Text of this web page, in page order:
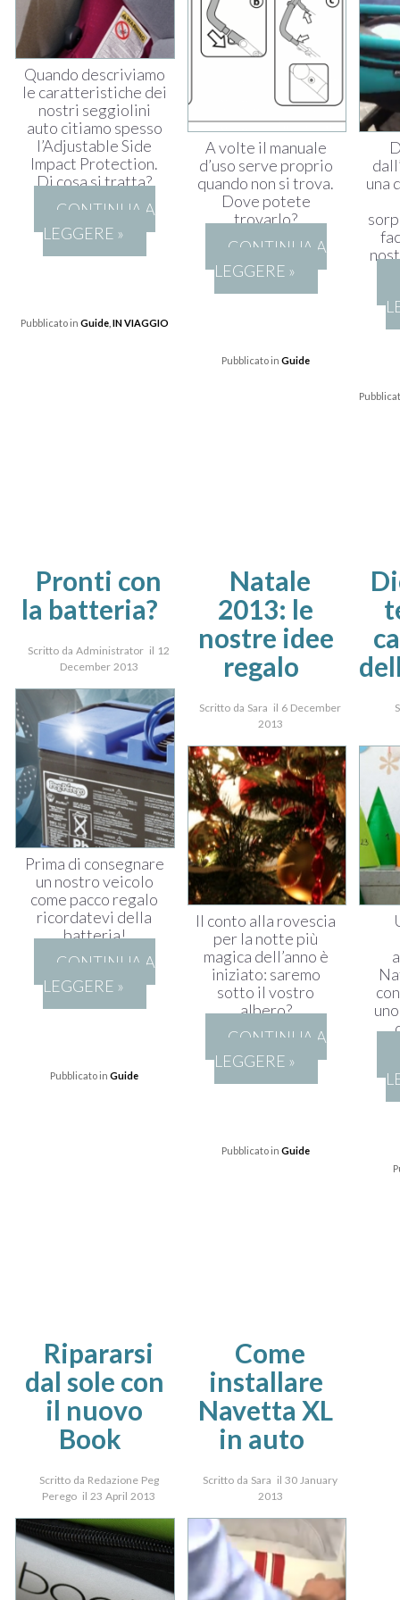
Quando descriviamo
le caratteristiche dei
nostri seggiolini
auto citiamo spesso
l’Adjustable Side
Impact Protection.
Di cosa si tratta?
CONTINUA A
LEGGERE »
Pubblicato in Guide, IN VIAGGIO
A volte il manuale
d’uso serve proprio
quando non si trova.
Dove potete
trovarlo?
CONTINUA A
LEGGERE »
Pubblicato inGuide
una
Pronti con
la batteria?
Scritto da Administrator il 12
December 2013
Prima di consegnare
un nostro veicolo
come pacco regalo
ricordatevi della
batteria!
CONTINUA A
LEGGERE »
Pubblicato inGuide
Natale
2013: le
nostre idee
regalo
Scritto da Sara il 6 December
2013
Il conto alla rovescia
per la notte più
magica dell’anno è
iniziato: saremo
sotto il vostro
albero?
CONTINUA A
LEGGERE »
Pubblicato inGuide
Ripararsi
dal sole con
il nuovo
Book
Scritto da Redazione Peg
Perego il 23 April 2013
Come
installare
Navetta XL
in auto
Scritto da Sara il 30 January
2013